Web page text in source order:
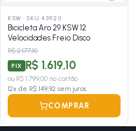
KSW · SKU 43920
Bicicleta Aro 29 KSW 12
Velocidades Freio Disco
R$ 2.177,10
PIX R$ 1.619,10
ou R$ 1.799,00 no cartão
12x de R$ 149,92 sem juros
COMPRAR